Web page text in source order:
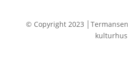
© Copyright 2023
kulturhus